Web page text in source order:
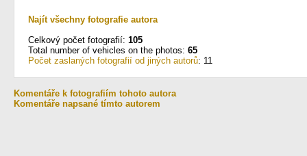
Najít všechny fotografie autora
Celkový počet fotografií: 105
Total number of vehicles on the photos: 65
Počet zaslaných fotografií od jiných autorů: 11
Komentáře k fotografiím tohoto autora
Komentáře napsané tímto autorem